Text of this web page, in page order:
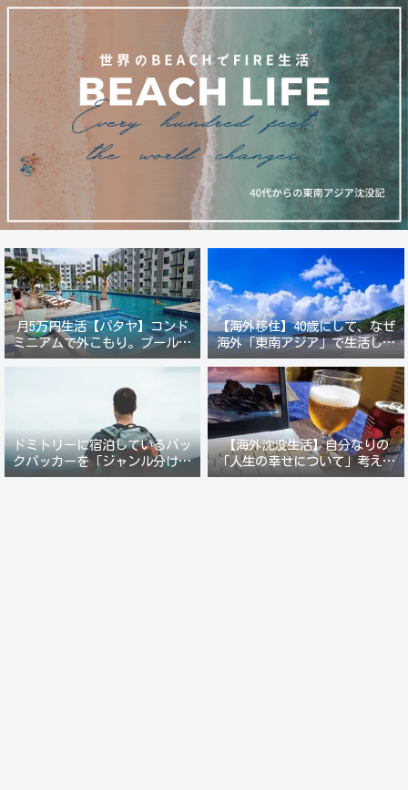
月5万円生活【パタヤ】コンド
ミニアムで外こもり。プール付
き新築コンドでステーキ&ウオ
【海外移住】40歳にして、なぜ
海外「東南アジア」で生活しよ
うと思ったのか？
ドミトリーに宿泊しているバッ
クパッカーを「ジャンル分けし
て人間観察」が楽しい。
【海外沈没生活】自分なりの
「人生の幸せについて」考えて
みる。